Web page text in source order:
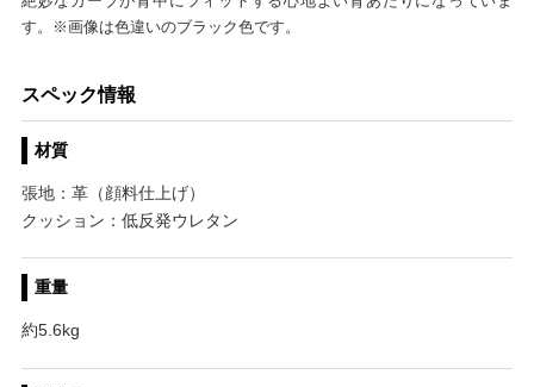
す。※画像は色違いのブラック色です。
スペック情報
材質
張地：革（顔料仕上げ）
クッション：低反発ウレタン
重量
約5.6kg